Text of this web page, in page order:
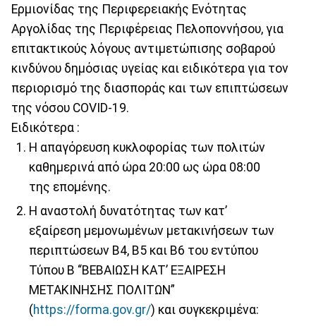
Ερμιονίδας της Περιφερειακής Ενότητας
Αργολίδας της Περιφέρειας Πελοποννήσου, για
επιτακτικούς λόγους αντιμετώπισης σοβαρού
κινδύνου δημόσιας υγείας και ειδικότερα για τον
περιορισμό της διασποράς και των επιπτώσεων
της νόσου COVID-19.
Ειδικότερα :
Η απαγόρευση κυκλοφορίας των πολιτών
καθημερινά από ώρα 20:00 ως ώρα 08:00
της επομένης.
Η αναστολή δυνατότητας των κατ’
εξαίρεση μεμονωμένων μετακινήσεων των
περιπτώσεων Β4, Β5 και Β6 του εντύπου
Τύπου Β “ΒΕΒΑΙΩΣΗ ΚΑΤ’ ΕΞΑΙΡΕΣΗ
ΜΕΤΑΚΙΝΗΣΗΣ ΠΟΛΙΤΩΝ”
(https://forma.gov.gr/) και συγκεκριμένα: